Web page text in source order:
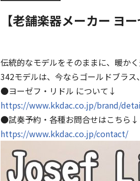
【老舗楽器メーカー ヨ
伝統的なモデルをそのままに、暖か
342モデルは、今ならゴールドブラ
●ヨーゼフ・リドル について↓
https://www.kkdac.co.jp/brand/
●試奏予約・各種お問合せはこちら↓
https://www.kkdac.co.jp/contact/